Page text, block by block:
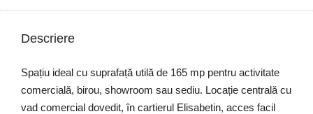
Descriere
Spațiu ideal cu suprafață utilă de 165 mp pentru activitate
comercială, birou, showroom sau sediu. Locație centrală cu
vad comercial dovedit, în cartierul Elisabetin, acces facil